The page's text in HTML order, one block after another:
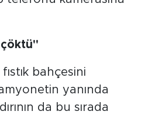
bahçesini
yanında
da bu sırada